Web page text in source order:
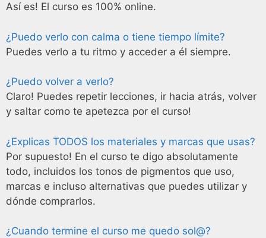
Así es! El curso es 100% online.
¿Puedo verlo con calma o tiene tiempo límite?
Puedes verlo a tu ritmo y acceder a él siempre.
¿Puedo volver a verlo?
Claro! Puedes repetir lecciones, ir hacia atrás, volver
y saltar como te apetezca por el curso!
¿Explicas TODOS los materiales y marcas que usas?
Por supuesto! En el curso te digo absolutamente
todo, incluidos los tonos de pigmentos que uso,
marcas e incluso alternativas que puedes utilizar y
dónde comprarlos.
¿Cuando termine el curso me quedo sol@?